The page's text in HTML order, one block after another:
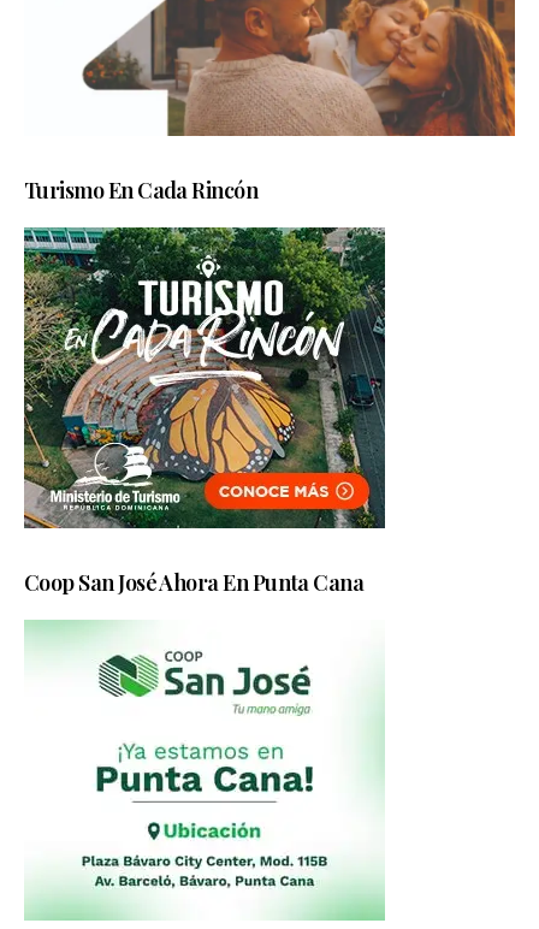
Turismo En Cada Rincón
Coop San José Ahora En Punta Cana